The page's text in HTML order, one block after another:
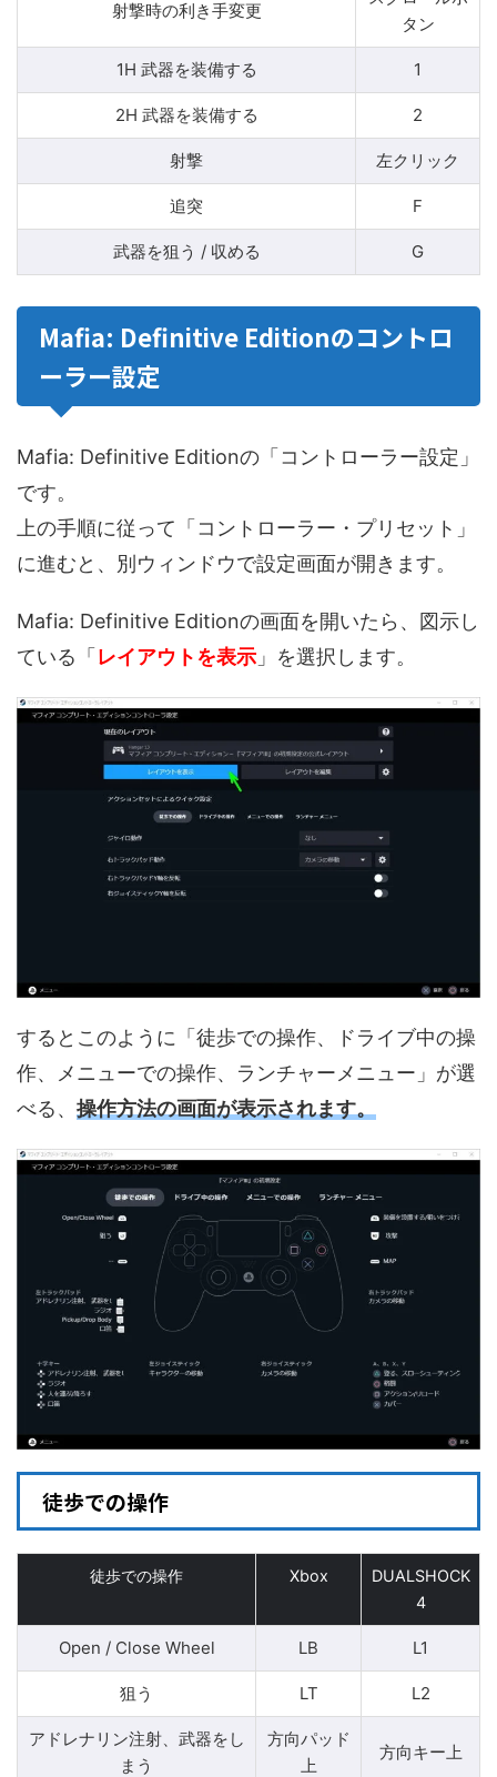
射撃時の利き手変更
タン
1H 武器を装備する 1
2H 武器を装備する 2
射撃 左クリック
追突 F
武器を狙う / 収める G
Mafia: Definitive Editionのコントロ
ーラー設定
Mafia: Definitive Editionの「コントローラー設定」
です。
上の手順に従って「コントローラー・プリセット」
に進むと、別ウィンドウで設定画面が開きます。
Mafia: Definitive Editionの画面を開いたら、図示し
ている「レイアウトを表示 」を選択します。
するとこのように「徒歩での操作、ドライブ中の操
作、メニューでの操作、ランチャーメニュー」が選
べる、 操作方法の画面が表示されます。
徒歩での操作
徒歩での操作 Xbox
DUALSHOCK
4
Open / Close Wheel LB L1
狙う LT L2
アドレナリン注射、武器をし
まう
方向パッド
上
方向キー上